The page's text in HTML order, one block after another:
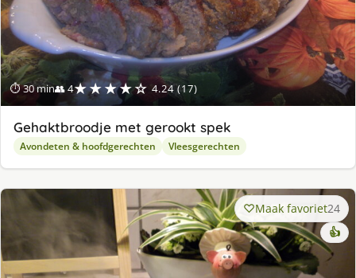
⏱ 30 min👥 4★★★★☆ 4.24 (17)
Gehaktbroodje met gerookt spek
Avondeten & hoofdgerechten Vleesgerechten
Maak favoriet24
👍